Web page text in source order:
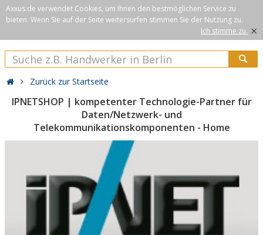
Axxus.de verwendet Cookies, um Ihnen den bestmöglichen Service zu
bieten. Wenn Sie auf der Seite weitersurfen stimmen Sie der Nutzung zu.
Ich stimme zu. ×
Zurück zur Startseite
IPNETSHOP | kompetenter Technologie-Partner für
Daten/Netzwerk- und
Telekommunikationskomponenten - Home